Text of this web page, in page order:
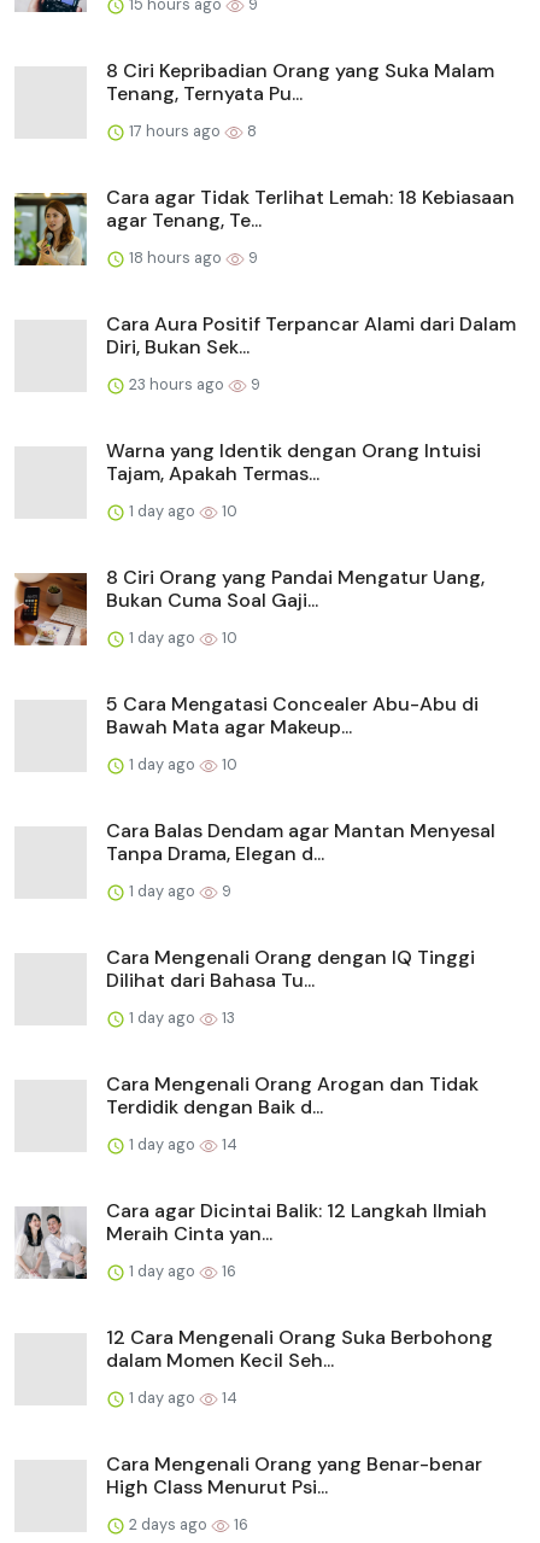
8 Ciri Kepribadian Orang yang Suka Malam
Tenang, Ternyata Pu...
17 hours ago 8
Cara agar Tidak Terlihat Lemah: 18 Kebiasaan
agar Tenang, Te...
18 hours ago 9
Cara Aura Positif Terpancar Alami dari Dalam
Diri, Bukan Sek...
23 hours ago 9
Warna yang Identik dengan Orang Intuisi
Tajam, Apakah Termas...
1 day ago 10
8 Ciri Orang yang Pandai Mengatur Uang,
Bukan Cuma Soal Gaji...
1 day ago 10
5 Cara Mengatasi Concealer Abu-Abu di
Bawah Mata agar Makeup...
1 day ago 10
Cara Balas Dendam agar Mantan Menyesal
Tanpa Drama, Elegan d...
1 day ago 9
Cara Mengenali Orang dengan IQ Tinggi
Dilihat dari Bahasa Tu...
1 day ago 13
Cara Mengenali Orang Arogan dan Tidak
Terdidik dengan Baik d...
1 day ago 14
Cara agar Dicintai Balik: 12 Langkah Ilmiah
Meraih Cinta yan...
1 day ago 16
12 Cara Mengenali Orang Suka Berbohong
dalam Momen Kecil Seh...
1 day ago 14
Cara Mengenali Orang yang Benar-benar
High Class Menurut Psi...
2 days ago 16